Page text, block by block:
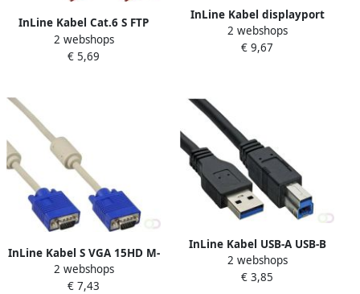
InLine Kabel Cat.6 S FTP
koper 5 meter grijs
2 webshops
€ 5,69
InLine Kabel displayport
4K60HZ M-M 3 meter zwart
2 webshops
€ 9,67
InLine Kabel S VGA 15HD M-
M 2 meter beige en blauw
2 webshops
€ 7,43
InLine Kabel USB-A USB-B
3.0 M 0.5 meter zwart
2 webshops
€ 3,85